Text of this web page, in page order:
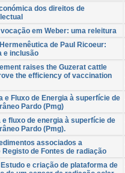
dos direitos de
em Weber: uma releitura
de Paul Ricoeur:
e inclusão
raises the Guzerat cattle
the efficiency of vaccination
e Fluxo de Energia à superfície de
Pardo (Pmg)
e fluxo de energia à superfície de
Pardo (Pmg).
associados a
de Fontes de radiação
e criação de plataforma de